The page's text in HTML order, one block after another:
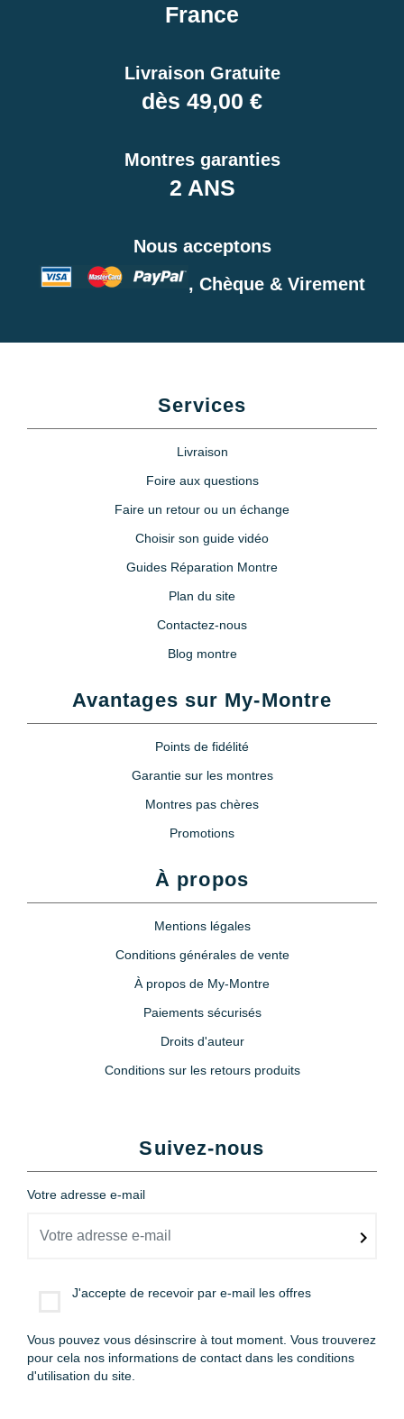
France
Livraison Gratuite
dès 49,00 €
Montres garanties
2 ANS
Nous acceptons
, Chèque & Virement
Services
Livraison
Foire aux questions
Faire un retour ou un échange
Choisir son guide vidéo
Guides Réparation Montre
Plan du site
Contactez-nous
Blog montre
Avantages sur My-Montre
Points de fidélité
Garantie sur les montres
Montres pas chères
Promotions
À propos
Mentions légales
Conditions générales de vente
À propos de My-Montre
Paiements sécurisés
Droits d'auteur
Conditions sur les retours produits
Suivez-nous
Votre adresse e-mail
J'accepte de recevoir par e-mail les offres
Vous pouvez vous désinscrire à tout moment. Vous trouverez
pour cela nos informations de contact dans les conditions
d'utilisation du site.